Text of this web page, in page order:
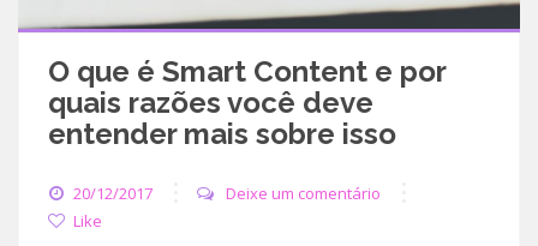
O que é Smart Content e por
quais razões você deve
entender mais sobre isso
20/12/2017
Deixe um comentário
Like